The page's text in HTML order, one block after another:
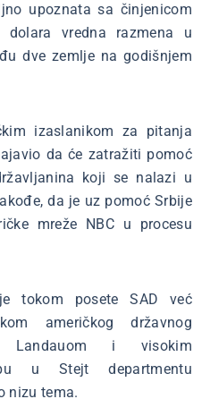
upoznata sa činjenicom
vredna razmena u
dve zemlje na godišnjem
izaslanikom za pitanja
da će zatražiti pomoć
koji se nalazi u
da je uz pomoć Srbije
mreže NBC u procesu
tokom posete SAD već
američkog državnog
Landauom i visokim
u Stejt departmentu
nizu tema.